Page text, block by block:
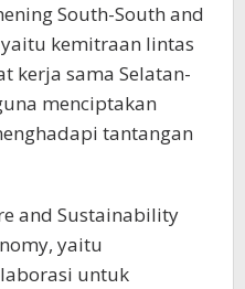
South-South and
kemitraan lintas
kerja sama Selatan-
menciptakan
tantangan
and Sustainability
yaitu
untuk